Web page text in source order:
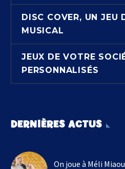
DISC COVER, UN JEU
MUSICAL
JEUX DE VOTRE
PERSONNALISÉS
DERNIÈRES ACTUS
On joue à Méli